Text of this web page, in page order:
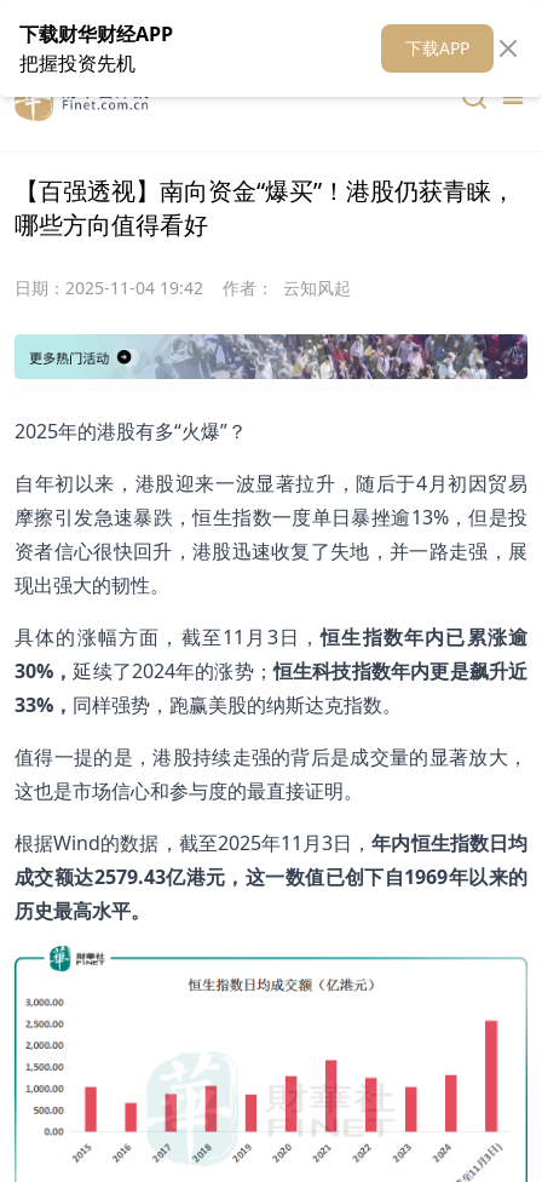
在线客服 关于我们 财华媒体矩阵 财华智库
【百强透视】南向资金“爆买”！港股仍获青睐，
哪些方向值得看好
日期： 2025-11-04 19:42 作者： 云知风起
2025年的港股有多“火爆”？
自年初以来，港股迎来一波显著拉升，随后于4月初因贸易
摩擦引发急速暴跌，恒生指数一度单日暴挫逾13%，但是投
资者信心很快回升，港股迅速收复了失地，并一路走强，展
现出强大的韧性。
具体的涨幅方面，截至11月3日，恒生指数年内已累涨逾
30% ，延续了2024年的涨势；恒生科技指数年内更是飙升近
33% ， 同样强势，跑赢美股的纳斯达克指数。
值得一提的是，港股持续走强的背后是成交量的显著放大，
这也是市场信心和参与度的最直接证明。
根据Wind的数据，截至2025年11月3日，年内恒生指数日均
成交额达2579.43亿港元，这一数值已创下自1969年以来的
历史最高水平。
下载财华财经APP
把握投资先机
下载APP